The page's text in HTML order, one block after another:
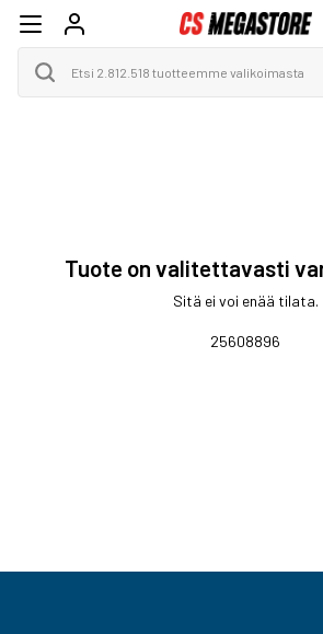
Tuote on valitettavasti
Sitä ei voi enää tilata.
25608896